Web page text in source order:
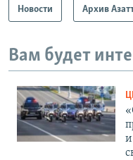
Новости Архив
Вам будет
и